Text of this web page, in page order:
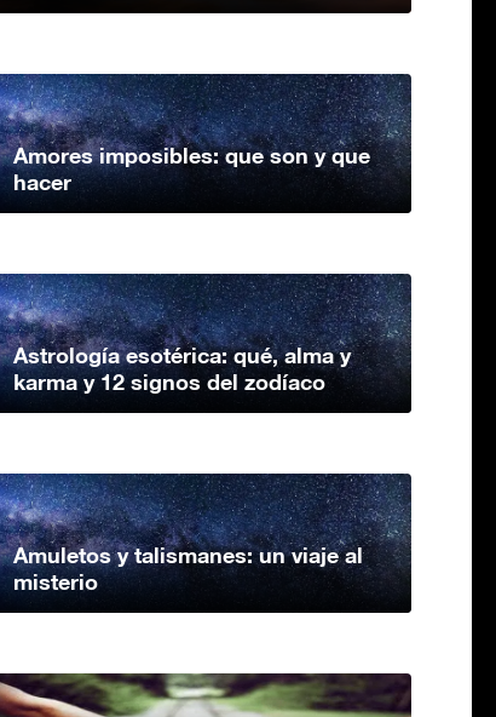
Amores imposibles: que son y que
hacer
Astrología esotérica: qué, alma y
karma y 12 signos del zodíaco
Amuletos y talismanes: un viaje al
misterio